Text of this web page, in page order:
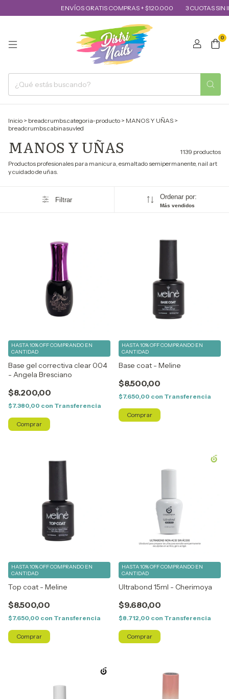
ENVÍOS GRATIS COMPRAS + $120.000 3 CUOTAS SIN INTERÉS
0
Inicio > breadcrumbs.categoria-producto > MANOS Y UÑAS >
breadcrumbs.cabinasuvled
MANOS Y UÑAS
1139 productos
Productos profesionales para manicura, esmaltado semipermanente, nail art
y cuidado de uñas.
Filtrar Ordenar por:
Más vendidos
Base gel correctiva clear 004
- Angela Bresciano
$8.200,00
HASTA 10% OFFCOMPRANDO EN
CANTIDAD
$7.380,00 con Transferencia
Base coat - Meline
$8.500,00
HASTA 10% OFFCOMPRANDO EN
CANTIDAD
$7.650,00 con Transferencia
Top coat - Meline
$8.500,00
HASTA 10% OFFCOMPRANDO EN
CANTIDAD
$7.650,00 con Transferencia
Ultrabond 15ml - Cherimoya
$9.680,00
HASTA 10% OFFCOMPRANDO EN
CANTIDAD
$8.712,00 con Transferencia